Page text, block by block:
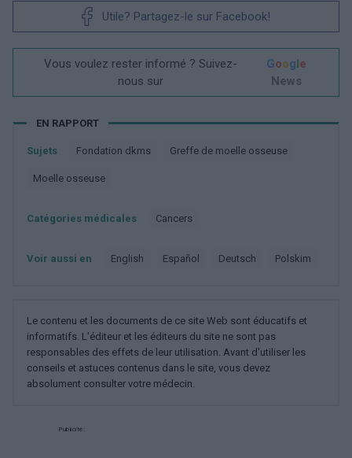
Utile? Partagez-le sur Facebook!
Vous voulez rester informé ? Suivez-
nous sur
Google
News
EN RAPPORT
Sujets Fondation dkms Greffe de moelle osseuse
Moelle osseuse
Catégories médicales Cancers
Voir aussi en english español deutsch polskim
Le contenu et les documents de ce site Web sont éducatifs et
informatifs. L'éditeur et les éditeurs du site ne sont pas
responsables des effets de leur utilisation. Avant d'utiliser les
conseils et astuces contenus dans le site, vous devez
absolument consulter votre médecin.
Publicité: